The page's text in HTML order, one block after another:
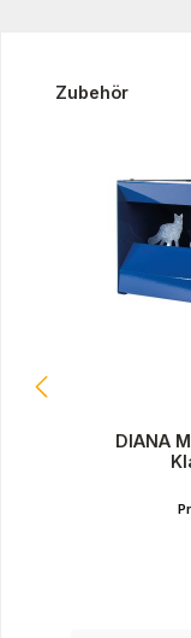
Produktgalerie
Zubehör
DIANA